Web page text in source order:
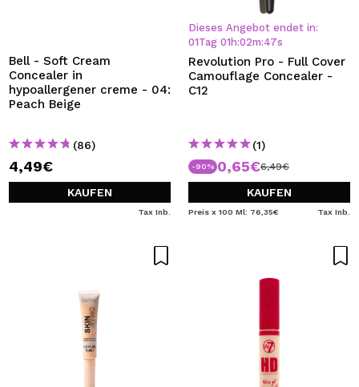
Bell - Soft Cream
Concealer in
hypoallergener creme - 04:
Peach Beige
(86)
4,49€
KAUFEN
Tax Inb.
Dieses Angebot endet in:
01Tag 01 h:02m:47s
Revolution Pro - Full Cover
Camouflage Concealer -
C12
(1)
-90% 0,65€6,49€
KAUFEN
Preis x 100 Ml: 76,35€ Tax Inb.